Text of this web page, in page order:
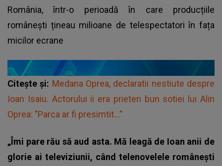
România, într-o perioadă în care producțiile
românești țineau milioane de telespectatori în fața
micilor ecrane
Citește și: Medana Oprea, declaratii nestiute despre
Ioan Isaiu. Actorului ii era prieten bun sotiei lui Alin
Oprea: "Parca ar fi presimtit..."
„Îmi pare rău să aud asta. Mă leagă de Ioan anii de
glorie ai televiziunii, când telenovelele românești